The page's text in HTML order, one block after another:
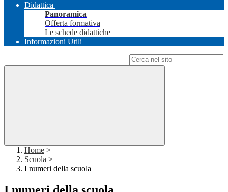
Didattica
Panoramica
Offerta formativa
Le schede didattiche
Informazioni Utili
Home >
Scuola >
I numeri della scuola